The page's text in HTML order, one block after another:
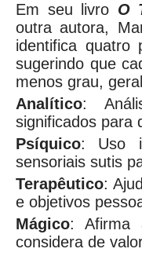
Em seu livro O
outra autora,
identifica quatro
sugerindo que
menos grau,
Analítico:
significados para
Psíquico: Uso
sensoriais sutis
Terapêutico:
e objetivos
Mágico: Afirma
considera de